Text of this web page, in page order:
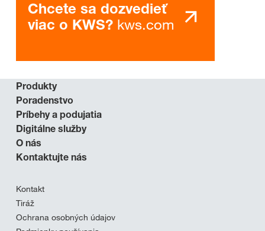
Chcete sa dozvedieť
viac o KWS? kws.com
Produkty
Poradenstvo
Príbehy a podujatia
Digitálne služby
O nás
Kontaktujte nás
Kontakt
Tiráž
Ochrana osobných údajov